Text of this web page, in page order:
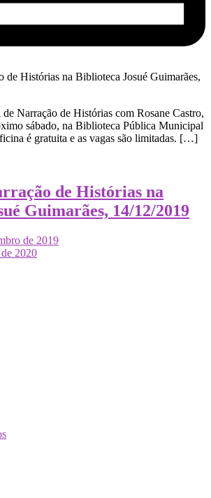
Narração de Histórias com Rosane Castro,
sábado, na Biblioteca Pública Municipal
é gratuita e as vagas são limitadas. […]
de Histórias na
Guimarães, 14/12/2019
de 2019
2020